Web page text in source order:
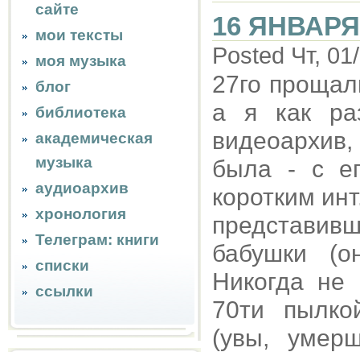
сайте
мои тексты
моя музыка
блог
библиотека
академическая
музыка
аудиоархив
хронология
Телеграм: книги
списки
ссылки
16 ЯНВАРЯ
Posted Чт,
27го
а я как
была - с
коротким
бабушки
Никогда
70ти
(увы,